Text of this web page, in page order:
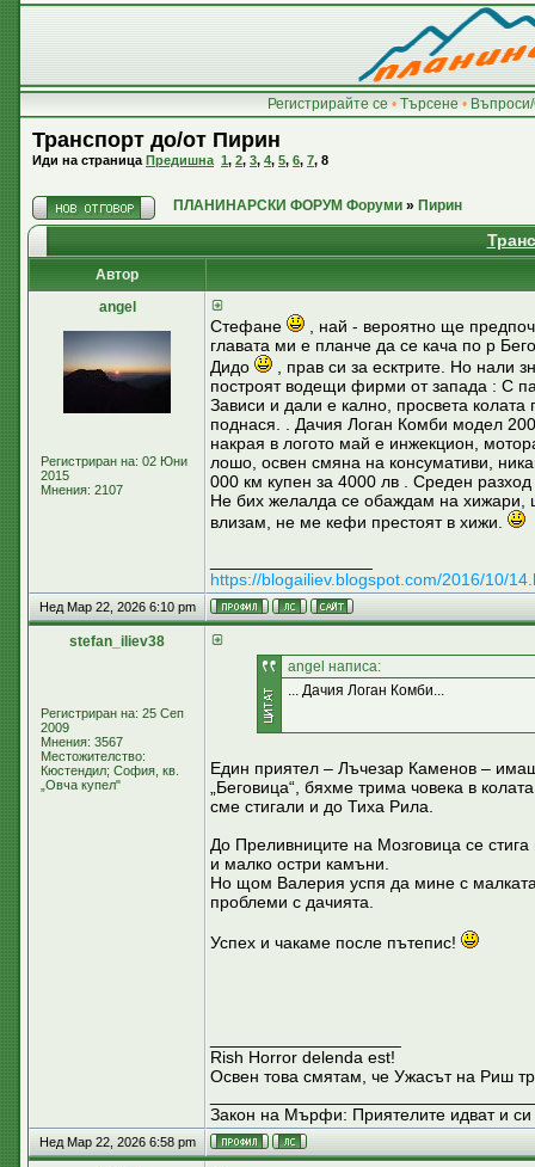
Регистрирайте се • Търсене •
Транспорт до/от Пирин
Иди на страница Предишна 1, 2, 3, 4, 5, 6, 7, 8
ПЛАНИНАРСКИ ФОРУМ Форуми » Пирин
Автор
аngel
Регистриран на: 02 Юни
2015
Мнения: 2107
Стефане
, най - вероятно ще
главата ми е планче да се кача по р
Дидо
, прав си за есктрите. Но
построят водещи фирми от запада : С
Зависи и дали е кално, просвета
поднася. . Дачия Логан Комби модел
накрая в логото май е инжекцион,
лошо, освен смяна на консумативи,
000 км купен за 4000 лв . Среден
Не бих желалда се обаждам на хижари,
влизам, не ме кефи престоят в хижи.
https://blogailiev.blogspot.com/2016/10/
Нед Мар 22, 2026 6:10 pm
stefan_iliev38
Регистриран на: 25 Сеп
2009
Мнения: 3567
Местожителство:
Кюстендил; София, кв.
„Овча купел"
аngel написа:
... Дачия Логан Комби...
Един приятел – Лъчезар Каменов –
„Беговица“, бяхме трима човека в
сме стигали и до Тиха Рила.
До Преливниците на Мозговица се
и малко остри камъни.
Но щом Валерия успя да мине с
проблеми с дачията.
Успех и чакаме после пътепис!
Rish Horror delenda est!
Освен това смятам, че Ужасът на Риш
Закон на Мърфи: Приятелите идват и си
Нед Мар 22, 2026 6:58 pm